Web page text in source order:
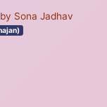
by Sona Jadhav